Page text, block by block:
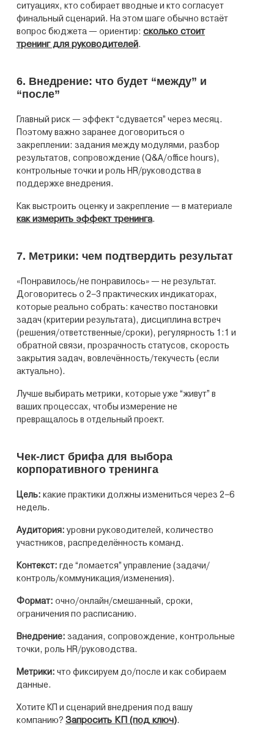
ситуациях, кто собирает вводные и кто согласует
финальный сценарий. На этом шаге обычно встаёт
вопрос бюджета — ориентир: сколько стоит
тренинг для руководителей.
6. Внедрение: что будет “между” и
“после”
Главный риск — эффект “сдувается” через месяц.
Поэтому важно заранее договориться о
закреплении: задания между модулями, разбор
результатов, сопровождение (Q&A/office hours),
контрольные точки и роль HR/руководства в
поддержке внедрения.
Как выстроить оценку и закрепление — в материале
как измерить эффект тренинга.
7. Метрики: чем подтвердить результат
«Понравилось/не понравилось» — не результат.
Договоритесь о 2–3 практических индикаторах,
которые реально собрать: качество постановки
задач (критерии результата), дисциплина встреч
(решения/ответственные/сроки), регулярность 1:1 и
обратной связи, прозрачность статусов, скорость
закрытия задач, вовлечённость/текучесть (если
актуально).
Лучше выбирать метрики, которые уже “живут” в
ваших процессах, чтобы измерение не
превращалось в отдельный проект.
Чек-лист брифа для выбора
корпоративного тренинга
Цель: какие практики должны измениться через 2–6
недель.
Аудитория: уровни руководителей, количество
участников, распределённость команд.
Контекст: где “ломается” управление (задачи/
контроль/коммуникация/изменения).
Формат: очно/онлайн/смешанный, сроки,
ограничения по расписанию.
Внедрение: задания, сопровождение, контрольные
точки, роль HR/руководства.
Метрики: что фиксируем до/после и как собираем
данные.
Хотите КП и сценарий внедрения под вашу
компанию? Запросить КП (под ключ).